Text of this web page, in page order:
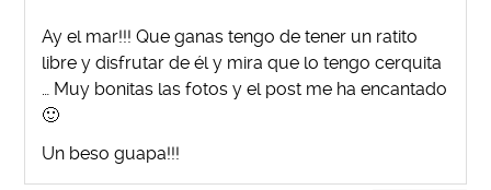
Ay el mar!!! Que ganas tengo de tener un ratito
libre y disfrutar de él y mira que lo tengo cerquita
… Muy bonitas las fotos y el post me ha encantado
🙂
Un beso guapa!!!